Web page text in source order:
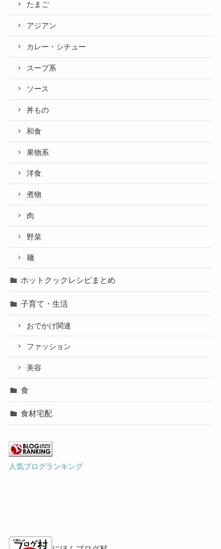
たまご
アジアン
カレー・シチュー
スープ系
ソース
丼もの
和食
果物系
洋食
煮物
肉
野菜
麺
ホットクックレシピまとめ
子育て・生活
おでかけ関連
ファッション
美容
食
食材宅配
人気ブログランキング